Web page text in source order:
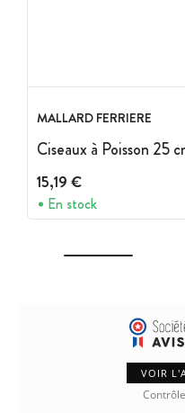
MALLARD FERRIERE
Ciseaux à Poisson 25
15,19 €
En stock
VOIR